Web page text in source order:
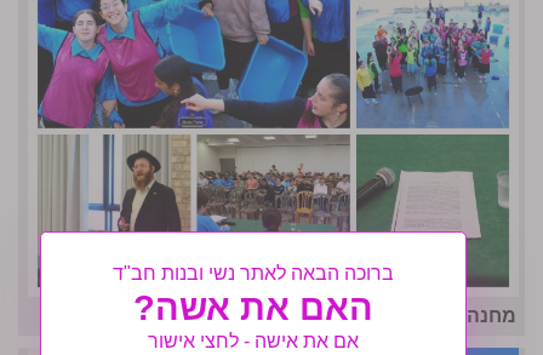
מחנה אחות תשפו- לו״ז גאולתי
ברוכה הבאה לאתר נשי ובנות חב"ד
האם את אשה?
אם את אישה - לחצי אישור